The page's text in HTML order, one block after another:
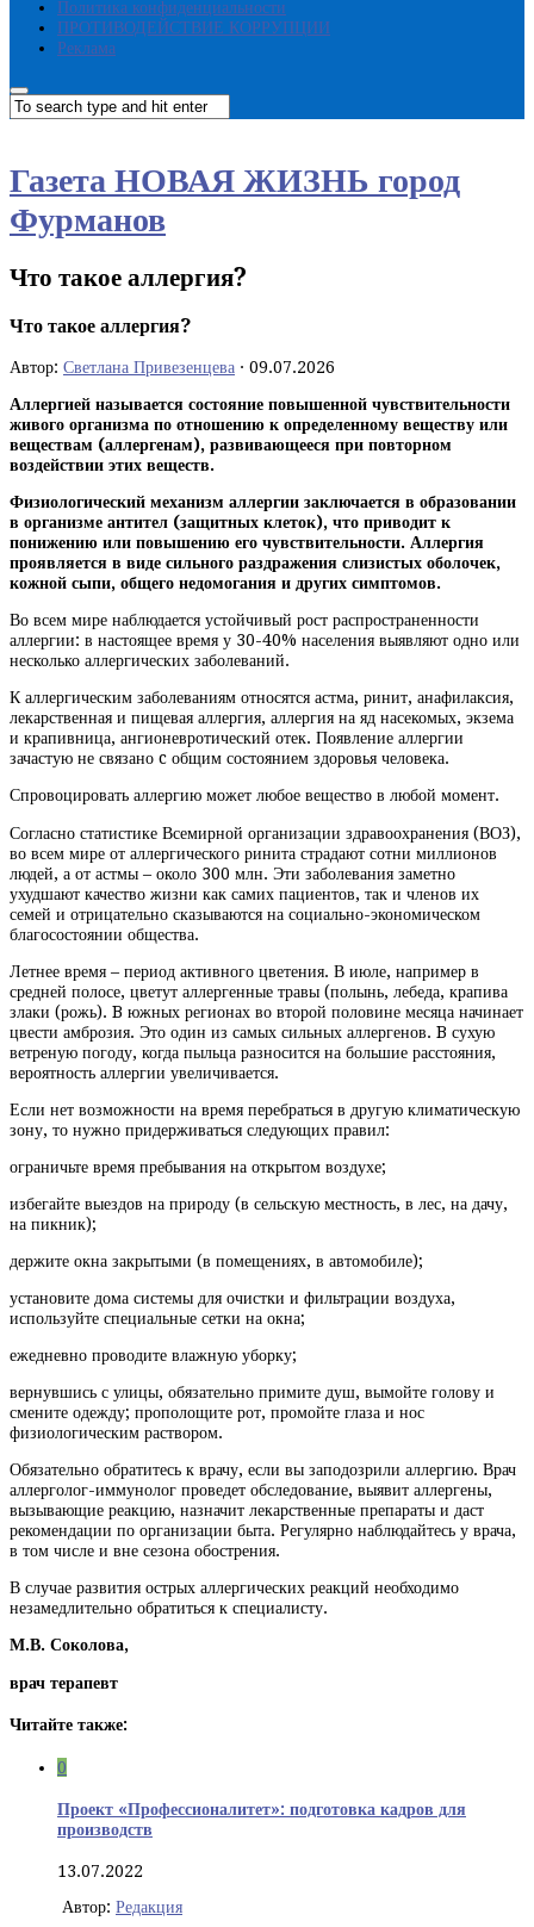
Политика конфиденциальности
ПРОТИВОДЕЙСТВИЕ КОРРУПЦИИ
Реклама
Газета НОВАЯ ЖИЗНЬ город
Фурманов
Что такое аллергия?
Что такое аллергия?
Автор: Светлана Привезенцева · 09.07.2026
Аллергией называется состояние повышенной чувствительности
живого организма по отношению к определенному веществу или
веществам (аллергенам), развивающееся при повторном
воздействии этих веществ.
Физиологический механизм аллергии заключается в образовании
в организме антител (защитных клеток), что приводит к
понижению или повышению его чувствительности. Аллергия
проявляется в виде сильного раздражения слизистых оболочек,
кожной сыпи, общего недомогания и других симптомов.
Во всем мире наблюдается устойчивый рост распространенности
аллергии: в настоящее время у 30-40% населения выявляют одно или
несколько аллергических заболеваний.
К аллергическим заболеваниям относятся астма, ринит, анафилаксия,
лекарственная и пищевая аллергия, аллергия на яд насекомых, экзема
и крапивница, ангионевротический отек. Появление аллергии
зачастую не связано c общим состоянием здоровья человека.
Спровоцировать аллергию может любое вещество в любой момент.
Согласно статистике Всемирной организации здравоохранения (ВОЗ),
во всем мире от аллергического ринита страдают сотни миллионов
людей, а от астмы – около 300 млн. Эти заболевания заметно
ухудшают качество жизни как самих пациентов, так и членов их
семей и отрицательно сказываются на социально-экономическом
благосостоянии общества.
Летнее время – период активного цветения. В июле, например в
средней полосе, цветут аллергенные травы (полынь, лебеда, крапива
злаки (рожь). B южных регионах во второй половине месяца начинает
цвести амброзия. Это один из самых сильных аллергенов. B сухую
ветреную погоду, когда пыльца разносится на большие расстояния,
вероятность аллергии увеличивается.
Если нет возможности на время перебраться в другую климатическую
зону, то нужно придерживаться следующих правил:
ограничьте время пребывания на открытом воздухе;
избегайте выездов на природу (в сельскую местность, в лес, на дачу,
на пикник);
держите окна закрытыми (в помещениях, в автомобиле);
установите дома системы для очистки и фильтрации воздуха,
используйте специальные сетки на окна;
ежедневно проводите влажную уборку;
вернувшись с улицы, обязательно примите душ, вымойте голову и
смените одежду; прополощите рот, промойте глаза и нос
физиологическим раствором.
Обязательно обратитесь к врачу, если вы заподозрили аллергию. Врач
аллерголог-иммунолог проведет обследование, выявит аллергены,
вызывающие реакцию, назначит лекарственные препараты и даст
рекомендации по организации быта. Регулярно наблюдайтесь у врача,
в том числе и вне сезона обострения.
В случае развития острых аллергических реакций необходимо
незамедлительно обратиться к специалисту.
М.В. Соколова,
врач терапевт
Читайте также:
0
Проект «Профессионалитет»: подготовка кадров для
производств
13.07.2022
Автор: Редакция